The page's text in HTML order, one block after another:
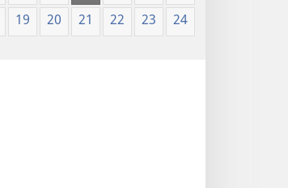
19 20 21 22 23 24